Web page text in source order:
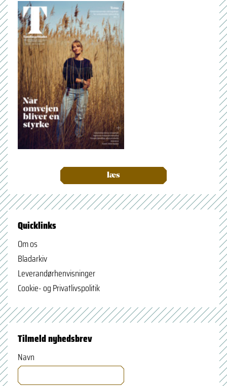
læs
Quicklinks
Om os
Bladarkiv
Leverandørhenvisninger
Cookie- og Privatlivspolitik
Tilmeld nyhedsbrev
Navn